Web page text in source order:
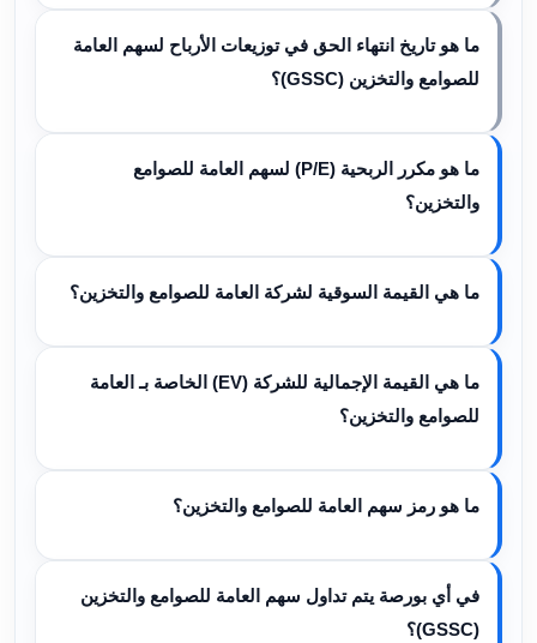
ما هو تاريخ انتهاء الحق في توزيعات الأرباح لسهم العامة
للصوامع والتخزين (GSSC)؟
ما هو مكرر الربحية (P/E) لسهم العامة للصوامع
والتخزين؟
ما هي القيمة السوقية لشركة العامة للصوامع والتخزين؟
ما هي القيمة الإجمالية للشركة (EV) الخاصة بـ العامة
للصوامع والتخزين؟
ما هو رمز سهم العامة للصوامع والتخزين؟
في أي بورصة يتم تداول سهم العامة للصوامع والتخزين
(GSSC)؟